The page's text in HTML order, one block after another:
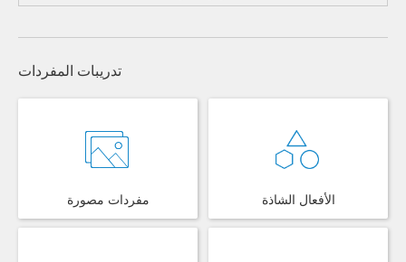
تدريبات المفردات
مفردات مصورة الأفعال الشاذة